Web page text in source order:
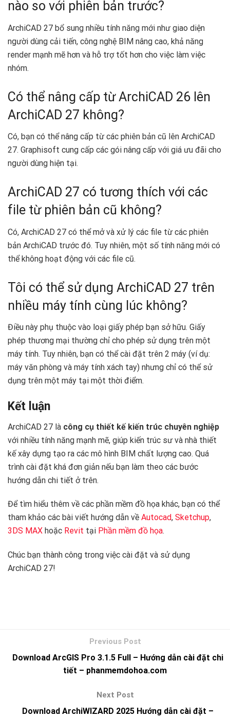
nào so với phiên bản trước?
ArchiCAD 27 bổ sung nhiều tính năng mới như giao diện
người dùng cải tiến, công nghệ BIM nâng cao, khả năng
render mạnh mẽ hơn và hỗ trợ tốt hơn cho việc làm việc
nhóm.
Có thể nâng cấp từ ArchiCAD 26 lên
ArchiCAD 27 không?
Có, bạn có thể nâng cấp từ các phiên bản cũ lên ArchiCAD
27. Graphisoft cung cấp các gói nâng cấp với giá ưu đãi cho
người dùng hiện tại.
ArchiCAD 27 có tương thích với các
file từ phiên bản cũ không?
Có, ArchiCAD 27 có thể mở và xử lý các file từ các phiên
bản ArchiCAD trước đó. Tuy nhiên, một số tính năng mới có
thể không hoạt động với các file cũ.
Tôi có thể sử dụng ArchiCAD 27 trên
nhiều máy tính cùng lúc không?
Điều này phụ thuộc vào loại giấy phép bạn sở hữu. Giấy
phép thương mại thường chỉ cho phép sử dụng trên một
máy tính. Tuy nhiên, bạn có thể cài đặt trên 2 máy (ví dụ:
máy văn phòng và máy tính xách tay) nhưng chỉ có thể sử
dụng trên một máy tại một thời điểm.
Kết luận
ArchiCAD 27 là công cụ thiết kế kiến trúc chuyên nghiệp
với nhiều tính năng mạnh mẽ, giúp kiến trúc sư và nhà thiết
kế xây dựng tạo ra các mô hình BIM chất lượng cao. Quá
trình cài đặt khá đơn giản nếu bạn làm theo các bước
hướng dẫn chi tiết ở trên.
Để tìm hiểu thêm về các phần mềm đồ họa khác, bạn có thể
tham khảo các bài viết hướng dẫn về Autocad, Sketchup,
3DS MAX hoặc Revit tại Phần mềm đồ họa.
Chúc bạn thành công trong việc cài đặt và sử dụng
ArchiCAD 27!
Download ArcGIS Pro 3.1.5 Full – Hướng dẫn cài đặt chi
tiết – phanmemdohoa.com
Download ArchiWIZARD 2025 Hướng dẫn cài đặt –